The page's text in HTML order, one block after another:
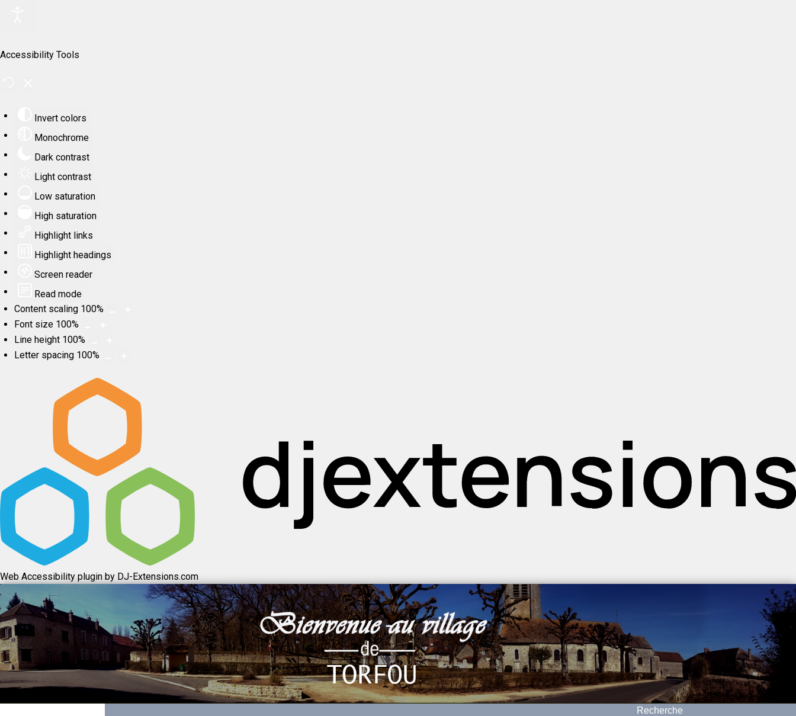
Accessibility Tools
Invert colors
Monochrome
Dark contrast
Light contrast
Low saturation
High saturation
Highlight links
Highlight headings
Screen reader
Read mode
Content scaling 100%
Font size 100%
Line height 100%
Letter spacing 100%
Web Accessibility plugin by DJ-Extensions.com
Recherche